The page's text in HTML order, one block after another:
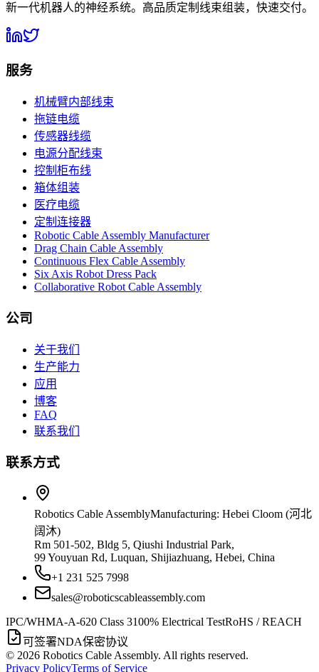
新一代机器人的神经系统。高品质定制线束组装，快速交付。
服务
机械臂内部线束
拖链电缆
传感器线缆
电源分配线束
控制柜布线
箱体组装
医疗电缆
定制连接器
Robotic Cable Assembly Manufacturer
Drag Chain Cable Assembly
Continuous Flex Cable Assembly
Six Axis Robot Dress Pack
Collaborative Robot Cable Assembly
公司
关于我们
生产能力
应用
博客
FAQ
联系我们
联系方式
Robotics Cable AssemblyManufacturing: Hebei Cloom (河北
阔沐)
Rm 501-502, Bldg 5, Qiushi Industrial Park,
99 Youyuan Rd, Luquan, Shijiazhuang, Hebei, China
+1 231 525 7998
sales@roboticscableassembly.com
IPC/WHMA-A-620 Class 3100% Electrical TestRoHS / REACH
可签署NDA保密协议
© 2026 Robotics Cable Assembly. All rights reserved.
Privacy PolicyTerms of Service